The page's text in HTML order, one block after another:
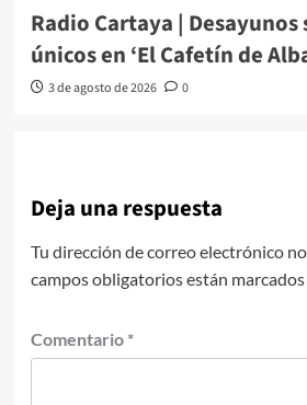
Radio Cartaya |
únicos en ‘El Cafetín de
3 de agosto de 2026 0
Deja una respuesta
Tu dirección de correo electrónico
campos obligatorios están marcados
Comentario *